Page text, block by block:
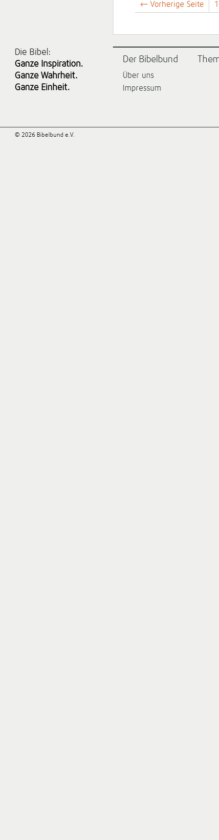
← Vorherige Seite 1
Die Bibel:
Ganze Inspiration.
Ganze Wahrheit.
Ganze Einheit.
Der Bibelbund
Über uns
Impressum
© 2026 Bibelbund e.V.